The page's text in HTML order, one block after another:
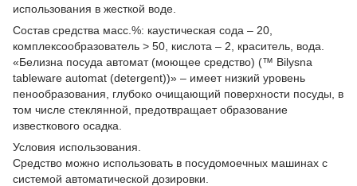
использования в жесткой воде.
Состав средства масс.%: каустическая сода – 20,
комплексообразователь > 50, кислота – 2, краситель, вода.
«Белизна посуда автомат (моющее средство) (™ Bilysna
tableware automat (detergent))» – имеет низкий уровень
пенообразования, глубоко очищающий поверхности посуды, в
том числе стеклянной, предотвращает образование
известкового осадка.
Условия использования.
Средство можно использовать в посудомоечных машинах с
системой автоматической дозировки.